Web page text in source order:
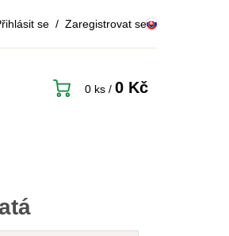
se / Zaregistrovat se
0 ks / 0 Kč